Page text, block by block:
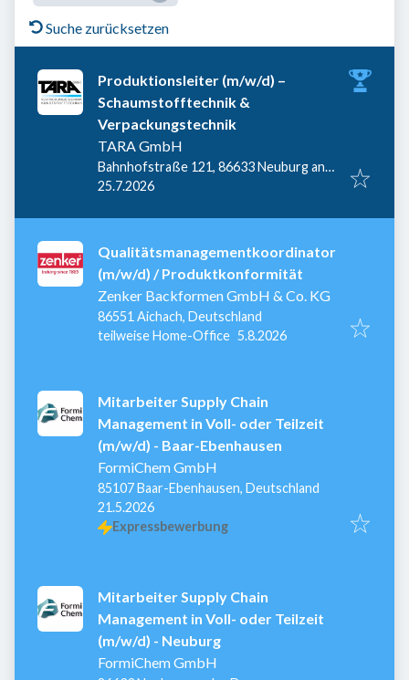
Suche zurücksetzen
Produktionsleiter (m/w/d) –
Schaumstofftechnik &
Verpackungstechnik
TARA GmbH
Bahnhofstraße 121, 86633 Neuburg an
der Donau, Deutschland
Veröffentlicht
25.7.2026
Qualitätsmanagementkoordinator
(m/w/d) / Produktkonformität
Zenker Backformen GmbH & Co. KG
86551 Aichach, Deutschland
teilweise Home-Office Veröffentlicht
5.8.2026
Mitarbeiter Supply Chain
Management in Voll- oder Teilzeit
(m/w/d) - Baar-Ebenhausen
FormiChem GmbH
85107 Baar-Ebenhausen, Deutschland
Veröffentlicht
21.5.2026
Expressbewerbung
Mitarbeiter Supply Chain
Management in Voll- oder Teilzeit
(m/w/d) - Neuburg
FormiChem GmbH